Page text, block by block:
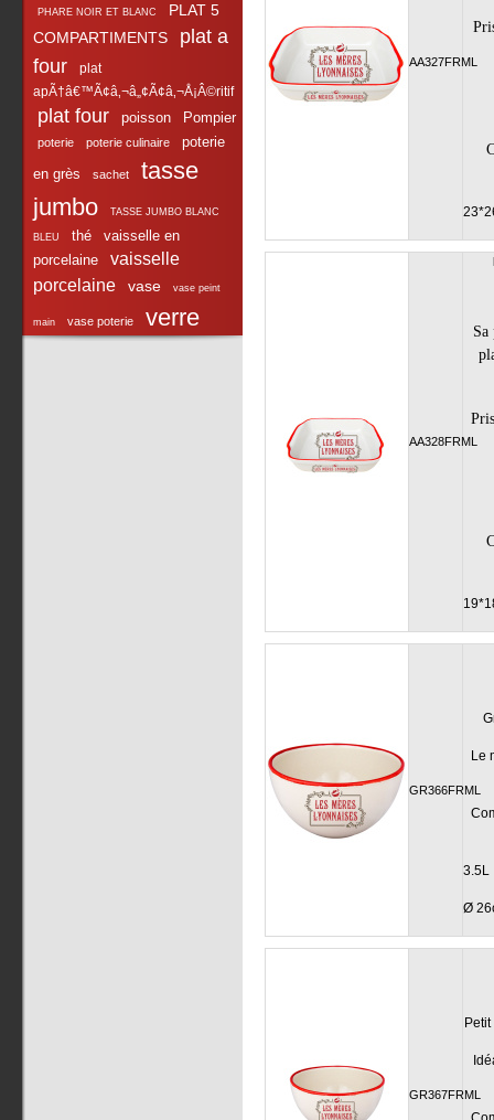
AA327FRML
AA328FRML
Sa
GR366FRML
Le
Ø
GR367FRML
PHARE NOIR ET BLANC
PLAT 5
COMPARTIMENTS
plat a
four
plat
apÃ†â€™Ã¢â‚¬â„¢Ã¢â‚¬Å¡Â©ritif
plat four poisson Pompier
poterie poterie culinaire
poterie
en grès
sachet
tasse
jumbo
TASSE JUMBO BLANC
BLEU thé
vaisselle en
porcelaine
vaisselle
porcelaine
vase vase peint
main vase poterie verre